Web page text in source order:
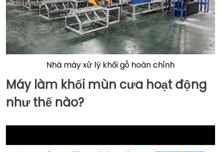
Nhà máy xử lý khối gỗ hoàn chỉnh
Máy làm khối mùn cưa hoạt động
như thế nào?